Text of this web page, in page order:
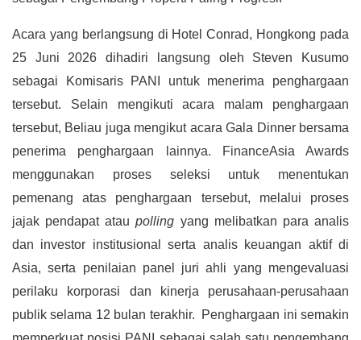
Acara yang berlangsung di Hotel Conrad, Hongkong pada
25 Juni 2026 dihadiri langsung oleh Steven Kusumo
sebagai Komisaris PANI untuk menerima penghargaan
tersebut. Selain mengikuti acara malam penghargaan
tersebut, Beliau juga mengikut acara Gala Dinner bersama
penerima penghargaan lainnya. FinanceAsia Awards
menggunakan proses seleksi untuk menentukan
pemenang atas penghargaan tersebut, melalui proses
jajak pendapat ataupolling yang melibatkan para analis
dan investor institusional serta analis keuangan aktif di
Asia, serta penilaian panel juri ahli yang mengevaluasi
perilaku korporasi dan kinerja perusahaan-perusahaan
publik selama 12 bulan terakhir. Penghargaan ini semakin